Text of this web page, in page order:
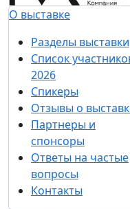
О выставке
Разделы выставки
Список
2026
Спикеры
Отзывы о
Партнеры и
спонсоры
Ответы на частые
вопросы
Контакты